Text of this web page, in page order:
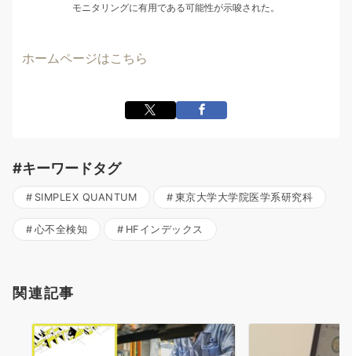
モニタリングに有用である可能性が示唆された。
ホームページはこちら
#キーワードタグ
SIMPLEX QUANTUM 東京大学大学院医学系研究科
心不全検知 HFインデックス
関連記事